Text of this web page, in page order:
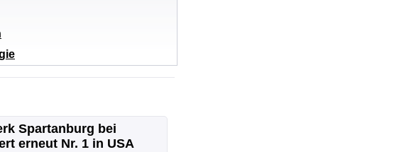
Spartanburg bei
erneut Nr. 1 in USA